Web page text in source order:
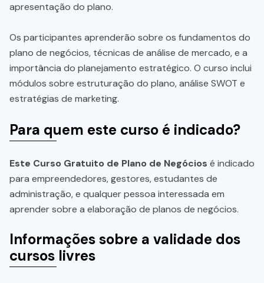
apresentação do plano.
Os participantes aprenderão sobre os fundamentos do
plano de negócios, técnicas de análise de mercado, e a
importância do planejamento estratégico. O curso inclui
módulos sobre estruturação do plano, análise SWOT e
estratégias de marketing.
Para quem este curso é indicado?
Este Curso Gratuito de Plano de Negócios é indicado
para empreendedores, gestores, estudantes de
administração, e qualquer pessoa interessada em
aprender sobre a elaboração de planos de negócios.
Informações sobre a validade dos
cursos livres